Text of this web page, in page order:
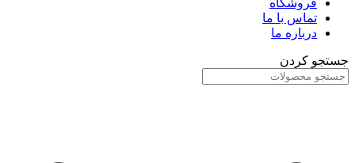
فروشگاه
تماس با ما
درباره ما
جستجو کردن